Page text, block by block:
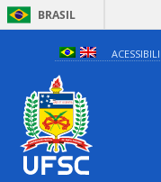
BRASIL